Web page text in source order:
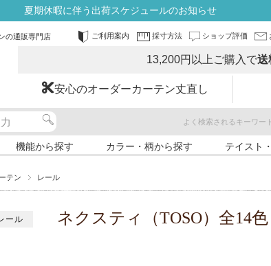
夏期休暇に伴う出荷スケジュールのお知らせ
の通販専門店 ご利用案内 採寸方法 ショップ評価
13,200円以上ご購入で送
安心のオーダーカーテン丈直し
よく検索されるキーワー
機能から探す カラー・柄から探す テイスト
テン レール
ール ネクスティ（TOSO）全14色